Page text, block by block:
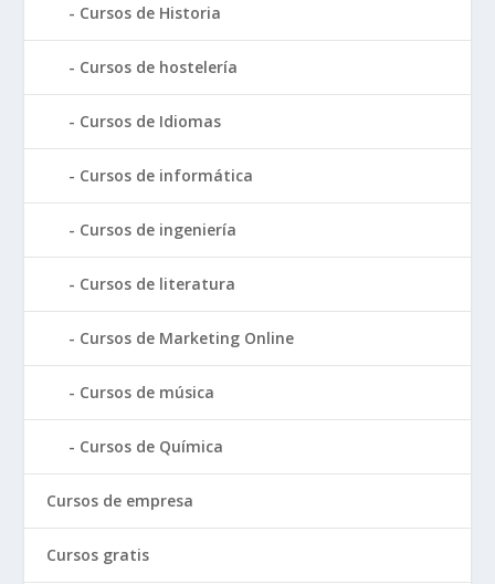
Cursos de Historia
Cursos de hostelería
Cursos de Idiomas
Cursos de informática
Cursos de ingeniería
Cursos de literatura
Cursos de Marketing Online
Cursos de música
Cursos de Química
Cursos de empresa
Cursos gratis